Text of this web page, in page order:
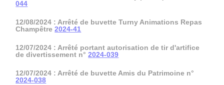
044
12/08/2024 : Arrêté de buvette Turny Animations Repas
Champêtre2024-41
12/07/2024 : Arrêté portant autorisation de tir d'artifice
de divertissement n°2024-039
12/07/2024 : Arrêté de buvette Amis du Patrimoine n°
2024-038